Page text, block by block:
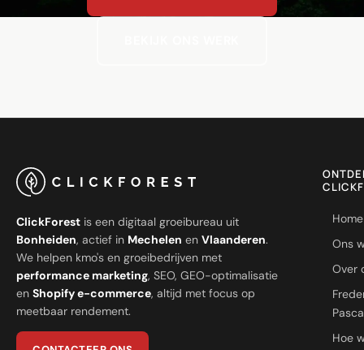
ClickForest is een digitaal groeibureau uit
Bonheiden, actief in Mechelen en Vlaanderen.
We helpen kmo's en groeibedrijven met
performance marketing, SEO, GEO-optimalisatie
en Shopify e-commerce, altijd met focus op
meetbaar rendement.
Home
Ons
Over
Hoe